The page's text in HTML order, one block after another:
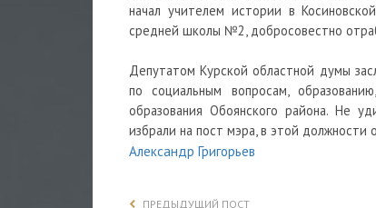
начал учителем истории в
средней школы №2, добросовестно
Депутатом Курской областной думы
по социальным вопросам,
образования Обоянского района. Не
избрали на пост мэра, в этой должности
Александр Григорьев
ПРЕДЫДУЩИЙ ПОСТ